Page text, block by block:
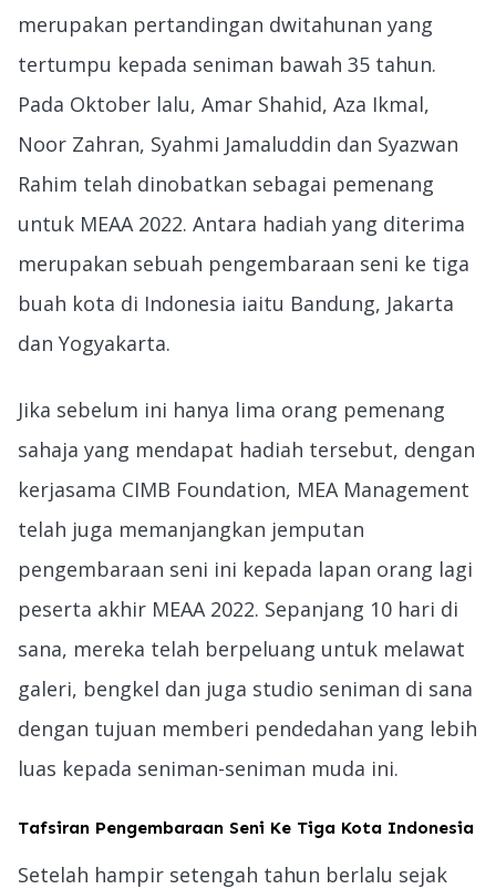
merupakan pertandingan dwitahunan yang
tertumpu kepada seniman bawah 35 tahun.
Pada Oktober lalu, Amar Shahid, Aza Ikmal,
Noor Zahran, Syahmi Jamaluddin dan Syazwan
Rahim telah dinobatkan sebagai pemenang
untuk MEAA 2022. Antara hadiah yang diterima
merupakan sebuah pengembaraan seni ke tiga
buah kota di Indonesia iaitu Bandung, Jakarta
dan Yogyakarta.
Jika sebelum ini hanya lima orang pemenang
sahaja yang mendapat hadiah tersebut, dengan
kerjasama CIMB Foundation, MEA Management
telah juga memanjangkan jemputan
pengembaraan seni ini kepada lapan orang lagi
peserta akhir MEAA 2022. Sepanjang 10 hari di
sana, mereka telah berpeluang untuk melawat
galeri, bengkel dan juga studio seniman di sana
dengan tujuan memberi pendedahan yang lebih
luas kepada seniman-seniman muda ini.
Tafsiran Pengembaraan Seni Ke Tiga Kota Indonesia
Setelah hampir setengah tahun berlalu sejak